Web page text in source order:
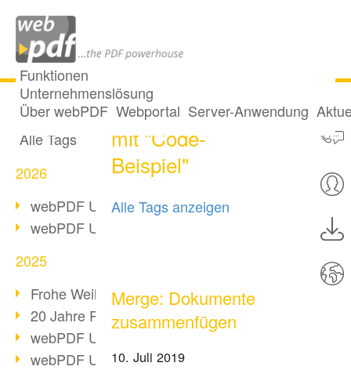
Funktionen
Unternehmenslösung
Über webPDF Webportal Server-Anwendung
Alle Beiträge
Alle Tags
2026
webPDF Update 10.0.5
webPDF Update 10.0.4
2025
Frohe Weihnachten & Auszeit
20 Jahre PDF/A
webPDF Update 10.0.3
webPDF Update 10.0.2
22 Posts getaggt
mit "Code-
Beispiel"
Alle Tags anzeigen
Merge: Dokumente
zusammenfügen
10. Juli 2019